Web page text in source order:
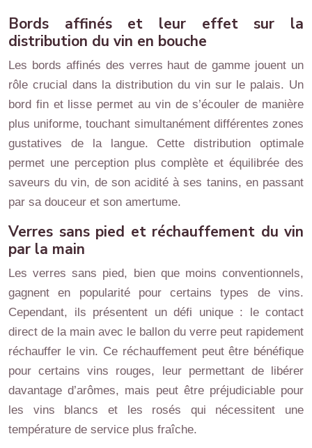
Bords affinés et leur effet sur la
distribution du vin en bouche
Les bords affinés des verres haut de gamme jouent un
rôle crucial dans la distribution du vin sur le palais. Un
bord fin et lisse permet au vin de s’écouler de manière
plus uniforme, touchant simultanément différentes zones
gustatives de la langue. Cette distribution optimale
permet une perception plus complète et équilibrée des
saveurs du vin, de son acidité à ses tanins, en passant
par sa douceur et son amertume.
Verres sans pied et réchauffement du vin
par la main
Les verres sans pied, bien que moins conventionnels,
gagnent en popularité pour certains types de vins.
Cependant, ils présentent un défi unique : le contact
direct de la main avec le ballon du verre peut rapidement
réchauffer le vin. Ce réchauffement peut être bénéfique
pour certains vins rouges, leur permettant de libérer
davantage d’arômes, mais peut être préjudiciable pour
les vins blancs et les rosés qui nécessitent une
température de service plus fraîche.